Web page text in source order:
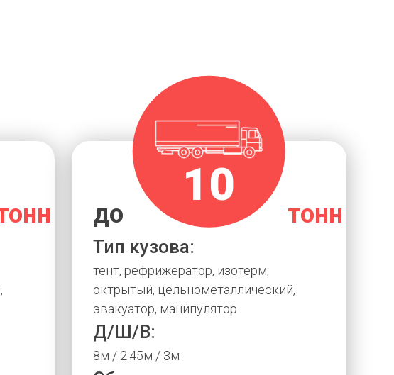
10
до тонн
Тип кузова:
тент, рефрижератор, изотерм,
октрытый, цельнометаллический,
эвакуатор, манипулятор
Д/Ш/В:
8м / 2.45м / 3м